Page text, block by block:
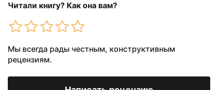
Читали книгу? Как она вам?
Мы всегда рады честным, конструктивным
рецензиям.